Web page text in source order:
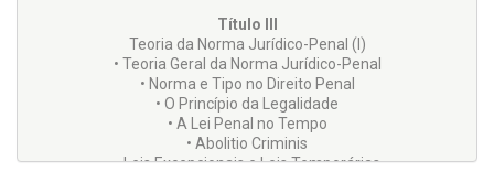
Título III
Teoria da Norma Jurídico-Penal (I)
• Teoria Geral da Norma Jurídico-Penal
• Norma e Tipo no Direito Penal
• O Princípio da Legalidade
• A Lei Penal no Tempo
• Abolitio Criminis
• Leis Excepcionais e Leis Temporárias